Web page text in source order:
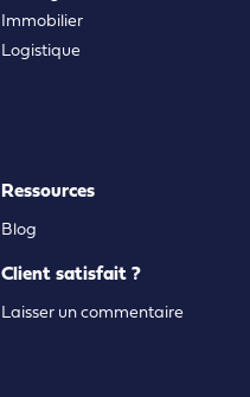
Immobilier
Logistique
Ressources
Blog
Client satisfait ?
Laisser un commentaire